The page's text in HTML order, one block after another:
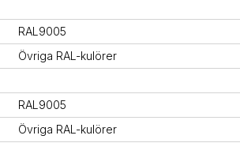
RAL9005
Övriga RAL-kulörer
RAL9005
Övriga RAL-kulörer